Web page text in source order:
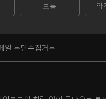
보통 약
일 무단수집거부